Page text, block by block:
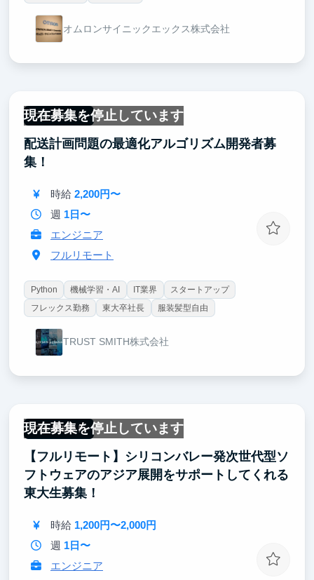
オムロンサイニックエックス株式会社
現在募集を停止しています
フルリモート
配送計画問題の最適化アルゴリズム開発者募
集！
時給 2,200円〜
週 1日〜
エンジニア
フルリモート
Python 機械学習・AI IT業界
スタートアップ
フレックス勤務
東大卒社長 服装髪型自由
TRUST SMITH株式会社
現在募集を停止しています
フルリモート
【フルリモート】シリコンバレー発次世代型ソ
フトウェアのアジア展開をサポートしてくれる
東大生募集！
時給 1,200円〜2,000円
週 1日〜
エンジニア